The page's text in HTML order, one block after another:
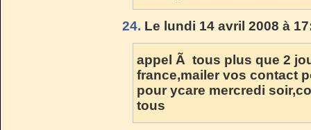
24. Le lundi 14 avril 2008 à
appel Ã tous plus que 2
france,mailer vos contact
pour ycare mercredi
tous